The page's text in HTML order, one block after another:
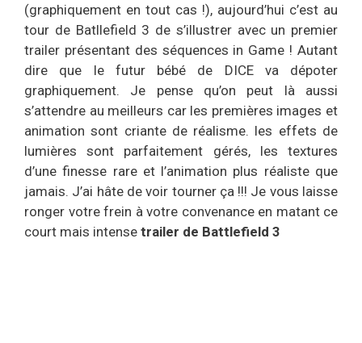
(graphiquement en tout cas !), aujourd’hui c’est au
tour de Batllefield 3 de s’illustrer avec un premier
trailer présentant des séquences in Game ! Autant
dire que le futur bébé de DICE va dépoter
graphiquement. Je pense qu’on peut là aussi
s’attendre au meilleurs car les premières images et
animation sont criante de réalisme. les effets de
lumières sont parfaitement gérés, les textures
d’une finesse rare et l’animation plus réaliste que
jamais. J’ai hâte de voir tourner ça !!! Je vous laisse
ronger votre frein à votre convenance en matant ce
court mais intense trailer de Battlefield 3